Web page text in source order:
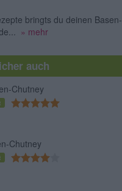
bringts du deinen Basen-
» mehr
auch
Chutney
Chutney